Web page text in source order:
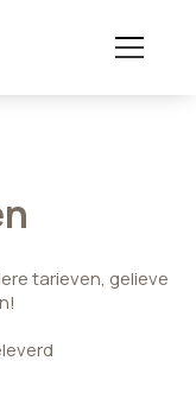
tarieven, gelieve